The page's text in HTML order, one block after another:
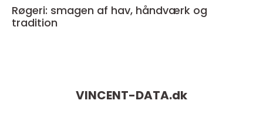
Røgeri: smagen af hav, håndværk og
tradition
VINCENT-DATA.dk